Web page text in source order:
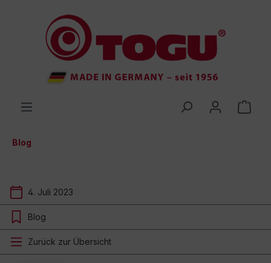
springen
Blog
4. Juli 2023
Blog
Zurück zur Übersicht